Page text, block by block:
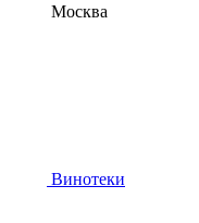
Москва
Винотеки